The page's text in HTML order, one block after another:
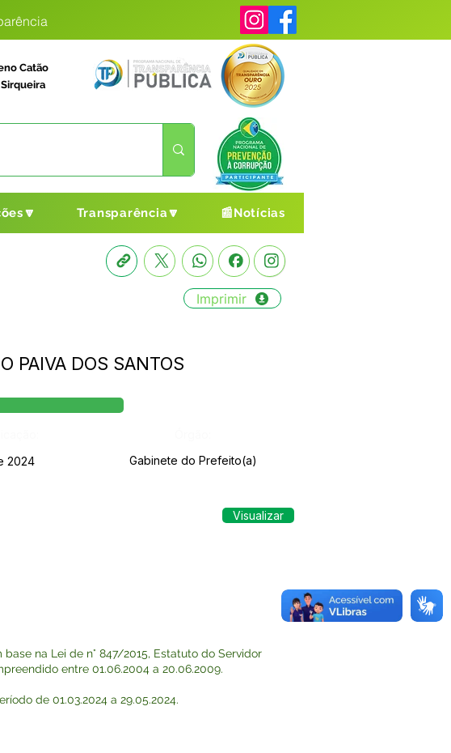
Catão
Transparência🔽 📰Notícias
Imprimir
DOS SANTOS
2024 Gabinete do Prefeito(a)
base na Lei de n° 847/2015, Estatuto do Servidor
entre 01.06.2004 a 20.06.2009.
de 01.03.2024 a 29.05.2024.
Visualizar